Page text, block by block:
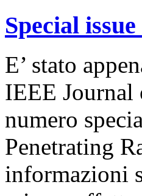
Special
E’ stato
IEEE Journal
numero
Penetrating
informazioni